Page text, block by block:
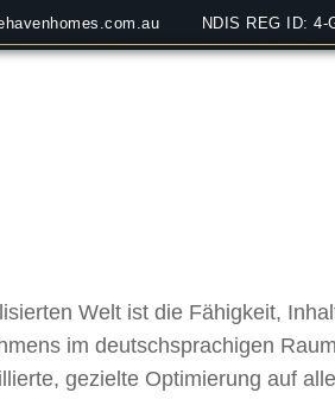
NDIS REG ID: 4-
Welt ist die Fähigkeit,
im deutschsprachigen
gezielte Optimierung auf